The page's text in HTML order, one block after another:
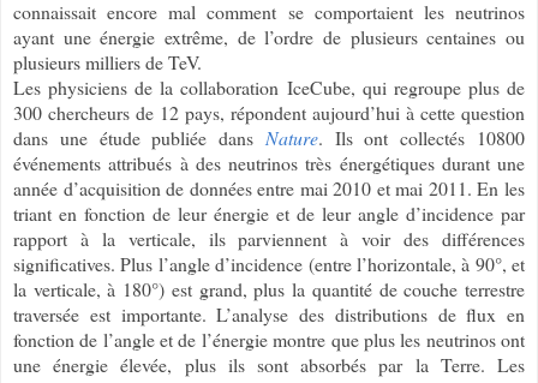
connaissait encore mal comment se comportaient les neutrinos
ayant une énergie extrême, de l’ordre de plusieurs centaines ou
plusieurs milliers de TeV.
Les physiciens de la collaboration IceCube, qui regroupe plus de
300 chercheurs de 12 pays, répondent aujourd’hui à cette question
dans une étude publiée dans Nature. Ils ont collectés 10800
événements attribués à des neutrinos très énergétiques durant une
année d’acquisition de données entre mai 2010 et mai 2011. En les
triant en fonction de leur énergie et de leur angle d’incidence par
rapport à la verticale, ils parviennent à voir des différences
significatives. Plus l’angle d’incidence (entre l’horizontale, à 90°, et
la verticale, à 180°) est grand, plus la quantité de couche terrestre
traversée est importante. L’analyse des distributions de flux en
fonction de l’angle et de l’énergie montre que plus les neutrinos ont
une énergie élevée, plus ils sont absorbés par la Terre. Les